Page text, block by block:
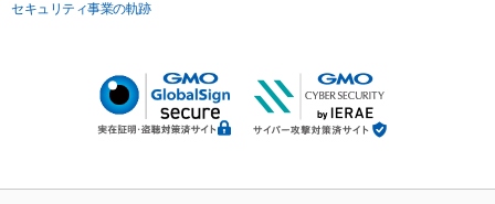
セキュリティ事業の軌跡